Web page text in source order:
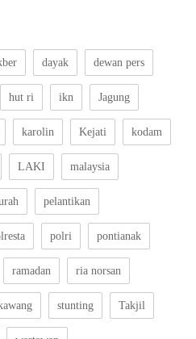
dayak dewan pers
hut ri ikn Jagung
karolin Kejati kodam
LAKI malaysia
pelantikan
polri pontianak
ramadan ria norsan
stunting Takjil